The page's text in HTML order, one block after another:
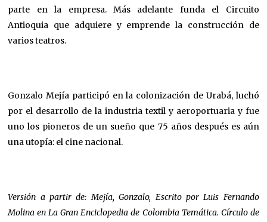
parte en la empresa. Más adelante funda el Circuito
Antioquia que adquiere y emprende la construcción de
varios teatros.
Gonzalo Mejía participó en la colonización de Urabá, luchó
por el desarrollo de la industria textil y aeroportuaria y fue
uno los pioneros de un sueño que 75 años después es aún
una utopía: el cine nacional.
Versión a partir de: Mejía, Gonzalo, Escrito por Luis Fernando
Molina en La Gran Enciclopedia de Colombia Temática. Círculo de